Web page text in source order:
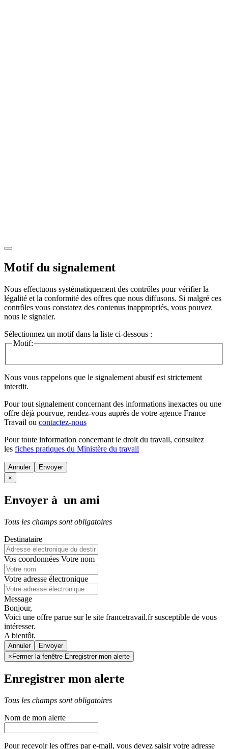
Motif du signalement
Nous effectuons systématiquement des contrôles pour vérifier la
légalité et la conformité des offres que nous diffusons. Si malgré ces
contrôles vous constatez des contenus inappropriés, vous pouvez
nous le signaler.
Sélectionnez un motif dans la liste ci-dessous :
Motif:
Nous vous rappelons que le signalement abusif est strictement
interdit.
Pour tout signalement concernant des informations inexactes ou une
offre déjà pourvue, rendez-vous auprès de votre agence France
Travail ou contactez-nous
Pour toute information concernant le droit du travail, consultez
les fiches pratiques du Ministère du travail
Annuler
×
Envoyer à un ami
Tous les champs sont obligatoires
Destinataire
Vos coordonnées Votre nom
Votre adresse électronique
Message
Bonjour,
Voici une offre parue sur le site francetravail.fr susceptible de vous
intéresser.
A bientôt.
Annuler
× Fermer la fenêtre Enregistrer mon alerte
Enregistrer mon alerte
Tous les champs sont obligatoires
Nom de mon alerte
Pour recevoir les offres par e-mail, vous devez saisir votre adresse